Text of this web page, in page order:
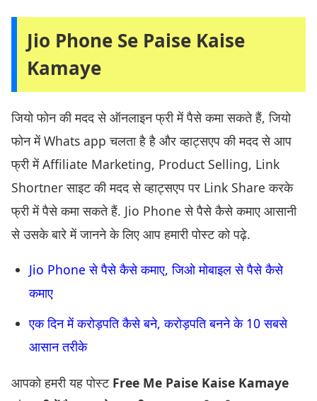
Jio Phone Se Paise Kaise
Kamaye
जियो फोन की मदद से ऑनलाइन फ्री में पैसे कमा सकते हैं, जियो
फोन में Whats app चलता है है और व्हाट्सएप की मदद से आप
फ्री में Affiliate Marketing, Product Selling, Link
Shortner साइट की मदद से व्हाट्सएप पर Link Share करके
फ्री में पैसे कमा सकते हैं. Jio Phone से पैसे कैसे कमाए आसानी
से उसके बारे में जानने के लिए आप हमारी पोस्ट को पढ़े.
Jio Phone से पैसे कैसे कमाए, जिओ मोबाइल से पैसे कैसे
कमाए
एक दिन में करोड़पति कैसे बने, करोड़पति बनने के 10 सबसे
आसान तरीके
आपको हमरी यह पोस्ट Free Me Paise Kaise Kamaye